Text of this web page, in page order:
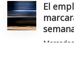
El
Mercados